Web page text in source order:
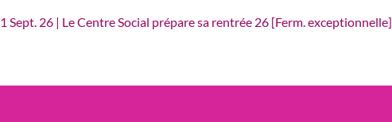
1 Sept. 26 | Le Centre Social prépare sa rentrée 26 [Ferm. exceptionnelle]